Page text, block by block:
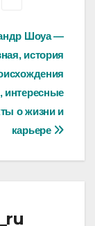
Шоуа —
история
о жизни и
карьере